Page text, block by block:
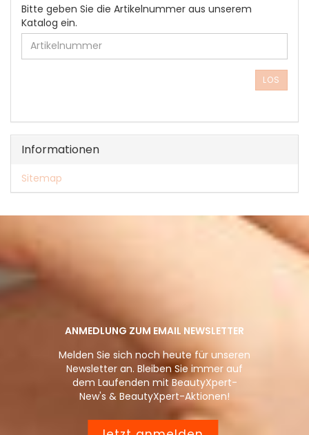
BITTE
GEBEN
SIE
DIE
ARTIKELNUMMER
EIN.
Bitte geben Sie die Artikelnummer aus unserem
Katalog ein.
LOS
Informationen
Sitemap
ANMEDLUNG ZUM EMAIL NEWSLETTER
Melden Sie sich noch heute für unseren
Newsletter an. Bleiben Sie immer auf
dem Laufenden mit BeautyXpert-
New's & BeautyXpert-Aktionen!